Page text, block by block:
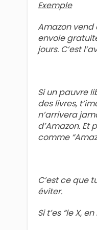
Exemple
Amazon vend
envoie
jours. C’est
Si un pauvre
des livres,
n’arrivera
d’Amazon. Et
comme
C’est ce que
éviter.
Si t’es “le X,